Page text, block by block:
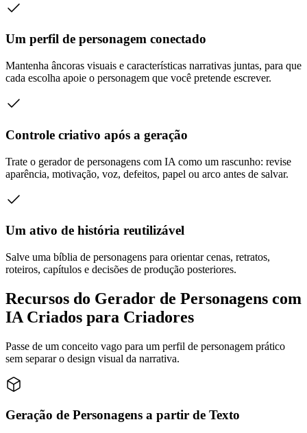
Um perfil de personagem conectado
Mantenha âncoras visuais e características narrativas juntas, para que
cada escolha apoie o personagem que você pretende escrever.
Controle criativo após a geração
Trate o gerador de personagens com IA como um rascunho: revise
aparência, motivação, voz, defeitos, papel ou arco antes de salvar.
Um ativo de história reutilizável
Salve uma bíblia de personagens para orientar cenas, retratos,
roteiros, capítulos e decisões de produção posteriores.
Recursos do Gerador de Personagens com
IA Criados para Criadores
Passe de um conceito vago para um perfil de personagem prático
sem separar o design visual da narrativa.
Geração de Personagens a partir de Texto